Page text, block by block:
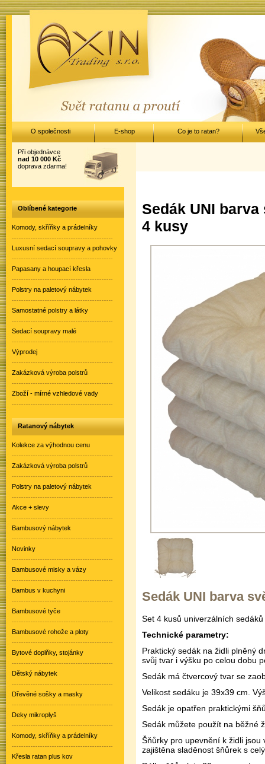
Sedák UNI
4 kusy
Sedák UNI barva
Set 4 kusů univerzálních
Technické parametry:
Praktický sedák na židli plněný
svůj tvar i výšku po celou dobu
Sedák má čtvercový tvar se
Velikost sedáku je 39x39 cm.
Sedák je opatřen praktickými
Sedák můžete použít na běžné
Šňůrky pro upevnění k židli
zajištěna sladěnost šňůrek s
Při objednávce
nad 10 000 Kč
doprava zdarma!
Oblíbené kategorie
Komody, skříňky a prádelníky
Luxusní sedací soupravy a pohovky
Papasany a houpací křesla
Polstry na paletový nábytek
Samostatné polstry a látky
Sedací soupravy malé
Výprodej
Zakázková výroba polstrů
Zboží - mírné vzhledové vady
Ratanový nábytek
Kolekce za výhodnou cenu
Zakázková výroba polstrů
Polstry na paletový nábytek
Akce + slevy
Bambusový nábytek
Novinky
Bambusové misky a vázy
Bambus v kuchyni
Bambusové tyče
Bambusové rohože a ploty
Bytové doplňky, stojánky
Dětský nábytek
Dřevěné sošky a masky
Deky mikroplyš
Komody, skříňky a prádelníky
Křesla ratan plus kov
O společnosti E-shop Co je to ratan?